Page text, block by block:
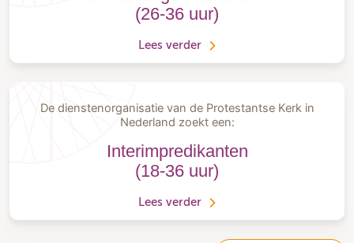
(26-36 uur)
Lees verder
Interimpredikanten
(18-36 uur)
De dienstenorganisatie van de Protestantse Kerk in
Nederland zoekt een:
Lees verder